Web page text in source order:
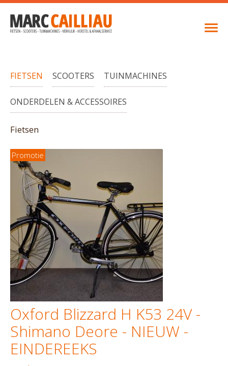
FIETSEN SCOOTERS TUINMACHINES
ONDERDELEN & ACCESSOIRES
Fietsen
Promotie
Oxford Blizzard H K53 24V -
Shimano Deore - NIEUW -
EINDEREEKS